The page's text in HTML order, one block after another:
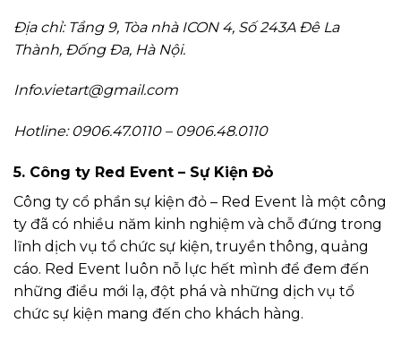
Địa chỉ: Tầng 9, Tòa nhà ICON 4, Số 243A Đê La
Thành, Đống Đa, Hà Nội.
Info.vietart@gmail.com
Hotline: 0906.47.0110 – 0906.48.0110
5. Công ty Red Event – Sự Kiện Đỏ
Công ty cổ phần sự kiện đỏ – Red Event là một công
ty đã có nhiều năm kinh nghiệm và chỗ đứng trong
lĩnh dịch vụ tổ chức sự kiện, truyền thông, quảng
cáo. Red Event luôn nỗ lực hết mình để đem đến
những điều mới lạ, đột phá và những dịch vụ tổ
chức sự kiện mang đến cho khách hàng.